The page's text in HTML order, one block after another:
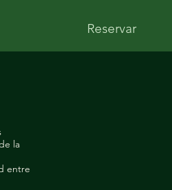
Reservar
la
entre